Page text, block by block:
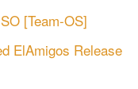
[Team-OS]
ElAmigos Release